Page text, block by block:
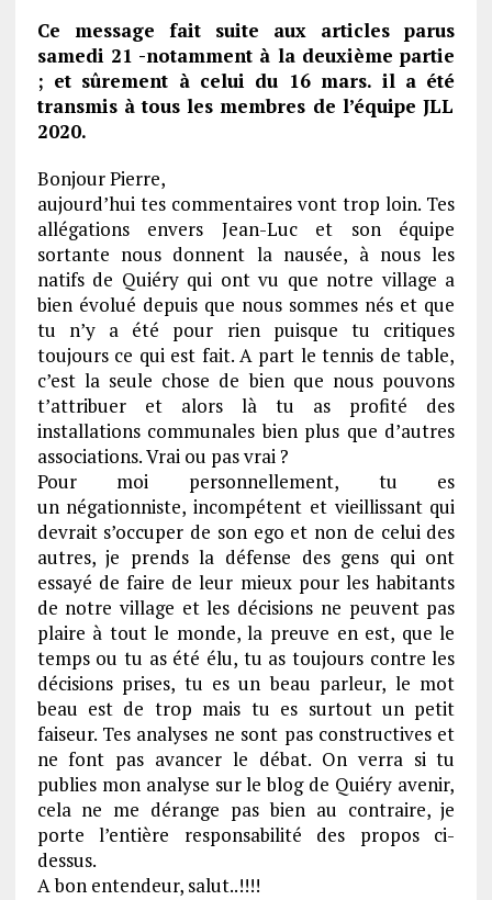
Ce message fait suite aux articles parus
samedi 21 -notamment à la deuxième partie
; et sûrement à celui du 16 mars. il a été
transmis à tous les membres de l’équipe JLL
2020.
Bonjour Pierre,
aujourd’hui tes commentaires vont trop loin. Tes
allégations envers Jean-Luc et son équipe
sortante nous donnent la nausée, à nous les
natifs de Quiéry qui ont vu que notre village a
bien évolué depuis que nous sommes nés et que
tu n’y a été pour rien puisque tu critiques
toujours ce qui est fait. A part le tennis de table,
c’est la seule chose de bien que nous pouvons
t’attribuer et alors là tu as profité des
installations communales bien plus que d’autres
associations. Vrai ou pas vrai ?
Pour moi personnellement, tu es
un négationniste, incompétent et vieillissant qui
devrait s’occuper de son ego et non de celui des
autres, je prends la défense des gens qui ont
essayé de faire de leur mieux pour les habitants
de notre village et les décisions ne peuvent pas
plaire à tout le monde, la preuve en est, que le
temps ou tu as été élu, tu as toujours contre les
décisions prises, tu es un beau parleur, le mot
beau est de trop mais tu es surtout un petit
faiseur. Tes analyses ne sont pas constructives et
ne font pas avancer le débat. On verra si tu
publies mon analyse sur le blog de Quiéry avenir,
cela ne me dérange pas bien au contraire, je
porte l’entière responsabilité des propos ci-
dessus.
A bon entendeur, salut..!!!!